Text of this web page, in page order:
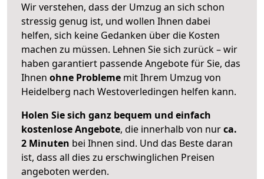
Wir verstehen, dass der Umzug an sich schon
stressig genug ist, und wollen Ihnen dabei
helfen, sich keine Gedanken über die Kosten
machen zu müssen. Lehnen Sie sich zurück – wir
haben garantiert passende Angebote für Sie, das
Ihnen ohne Probleme mit Ihrem Umzug von
Heidelberg nach Westoverledingen helfen kann.
Holen Sie sich ganz bequem und einfach
kostenlose Angebote, die innerhalb von nurca.
2 Minuten bei Ihnen sind. Und das Beste daran
ist, dass all dies zu erschwinglichen Preisen
angeboten werden.